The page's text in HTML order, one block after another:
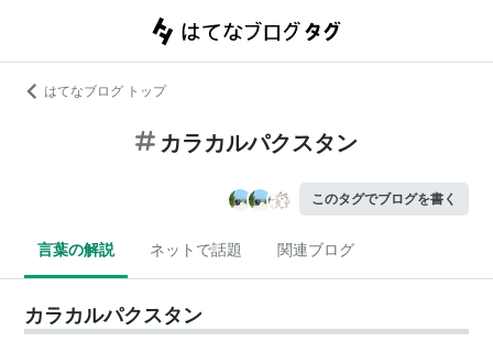
はてなブログ トップ
カラカルパクスタン
このタグでブログを書く
言葉の解説 ネットで話題 関連ブログ
カラカルパクスタン